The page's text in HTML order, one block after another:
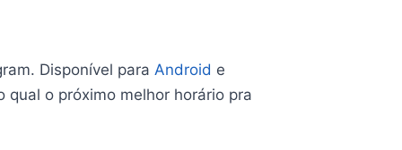
Disponível para Android e
o próximo melhor horário pra